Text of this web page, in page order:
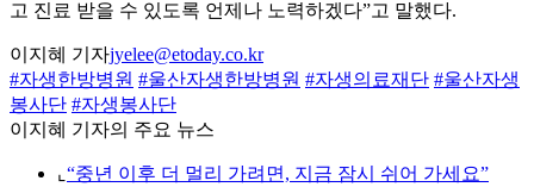
고 진료 받을 수 있도록 언제나 노력하겠다”고 말했다.
이지혜 기자jyelee@etoday.co.kr
#자생한방병원 #울산자생한방병원 #자생의료재단 #울산자생
봉사단 #자생봉사단
이지혜 기자의 주요 뉴스
⌞ “중년 이후 더 멀리 가려면, 지금 잠시 쉬어 가세요”